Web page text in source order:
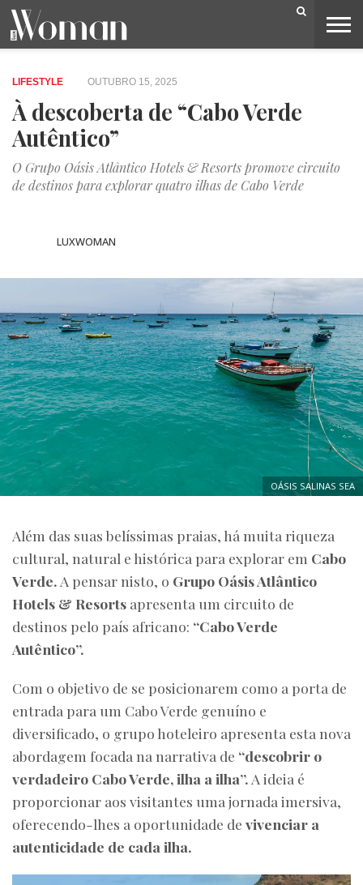
BELEZA
CAPA
LIFESTYLE
MODA
OPINIÃO
PESSOAS
SOCIEDADE
VIDEOS
LIFESTYLE OUTUBRO 15, 2025
À descoberta de “Cabo Verde
Autêntico”
O Grupo Oásis Atlântico Hotels & Resorts promove circuito
de destinos para explorar quatro ilhas de Cabo Verde
LUXWOMAN
OÁSIS SALINAS SEA
Além das suas belíssimas praias, há muita riqueza
cultural, natural e histórica para explorar em Cabo
Verde. A pensar nisto, o Grupo Oásis Atlântico
Hotels & Resorts apresenta um circuito de
destinos pelo país africano: “Cabo Verde
Autêntico”.
Com o objetivo de se posicionarem como a porta de
entrada para um Cabo Verde genuíno e
diversificado, o grupo hoteleiro apresenta esta nova
abordagem focada na narrativa de “descobrir o
verdadeiro Cabo Verde, ilha a ilha”. A ideia é
proporcionar aos visitantes uma jornada imersiva,
oferecendo-lhes a oportunidade de vivenciar a
autenticidade de cada ilha.